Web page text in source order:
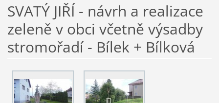
SVATÝ JIŘÍ - návrh a realizace
zeleně v obci včetně výsadby
stromořadí - Bílek + Bílková